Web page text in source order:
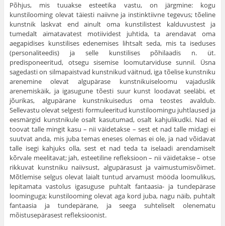
Põhjus, mis tuuakse esteetika vastu, on järgmine: kogu
kunstilooming olevat täiesti naiivne ja instinktiivne tegevus; tõeline
kunstnik laskvat end ainult oma kunstilistest kaldu­vustest ja
tumedalt aimatavatest motiividest juhtida, ta arendavat oma
aegapidises kunstilises edenemises lihtsalt seda, mis ta iseduses
(personaliteedis) ja selle kunstilises põhilaadis n. üt.
predisponeeritud, otsegu sisemise loomutarviduse sunnil. Üsna
sagedasti on silmapaistvad kunstnikud väitnud, iga tõelise kunstniku
arenemine olevat algupärase kunstnikuiseloomu vajaduslik
arenemiskäik, ja igasugune tõesti suur kunst loodavat seeläbi, et
jõurikas, algupärane kunstnikuisedus oma teostes avaldub.
Sellevastu olevat sel­gesti formuleeritud kunstiloomingu juhtlaused ja
eesmärgid kunstnikule osalt kasutumad, osalt kahjulikudki. Nad ei
toovat talle mingit kasu – nii väidetakse – sest et nad talle midagi ei
suutvat anda, mis juba temas eneses olemas ei ole, ja nad võidavat
talle isegi kahjuks olla, sest et nad teda ta iselaadi arendamiselt
kõrvale meelitavat; jah, esteetiline refleksioon – nii väidetakse – otse
rikkuvat kunstniku naiivsust, algupärasust ja vaimustumisvõimet.
Mõtlemise selgus olevat laialt tuntud arvamust mööda loomulikus,
lepitamata vastolus igasuguse puhtalt fantaasia- ja tundepärase
loominguga; kunstilooming olevat aga kord juba, nagu näib, puhtalt
fantaasia ja tundepärane, ja seega suhteliselt olenematu
mõistusepärasest refleksioonist.